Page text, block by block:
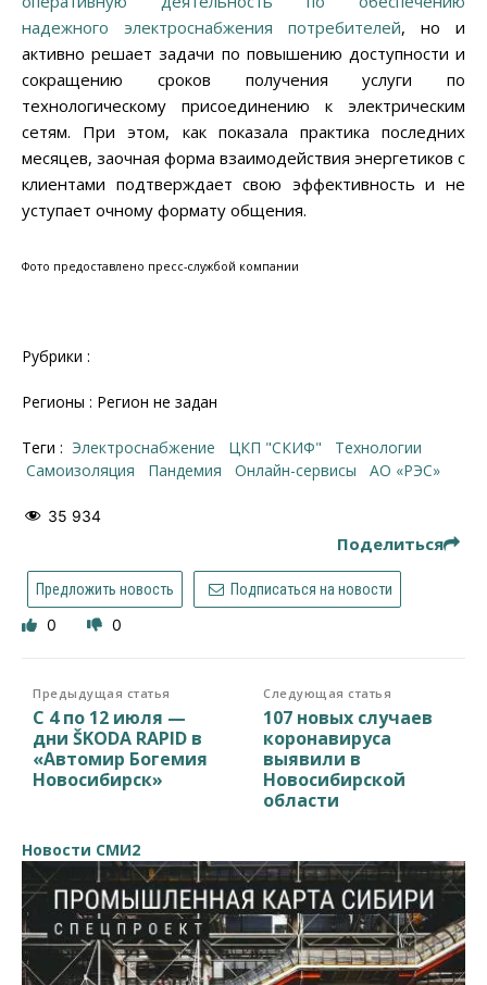
надежного электроснабжения потребителей, но и
активно решает задачи по повышению доступности и
сокращению сроков получения услуги по
технологическому присоединению к электрическим
сетям. При этом, как показала практика последних
месяцев, заочная форма взаимодействия энергетиков с
клиентами подтверждает свою эффективность и не
уступает очному формату общения.
Фото предоставлено пресс-службой компании
Рубрики :
Регионы : Регион не задан
Теги : электроснабжение ЦКП "СКИФ"
технологии
самоизоляция
пандемия онлайн-сервисы АО «РЭС»
35 934
Поделиться
Предложить новость Подписаться на новости
0 0
Предыдущая статья
С 4 по 12 июля —
дни ŠKODA RAPID в
«Автомир Богемия
Новосибирск»
Следующая статья
107 новых случаев
коронавируса
выявили в
Новосибирской
области
Новости СМИ2